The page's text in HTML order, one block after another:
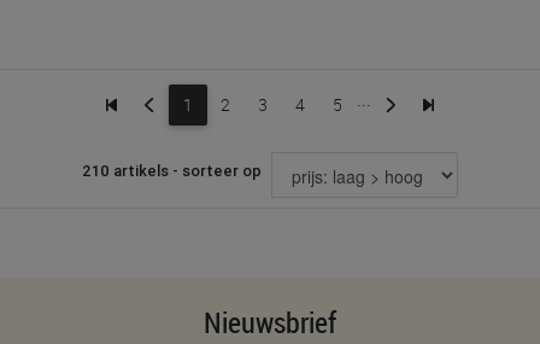
1 2 3 4 5 ...
210 artikels - sorteer op
Nieuwsbrief